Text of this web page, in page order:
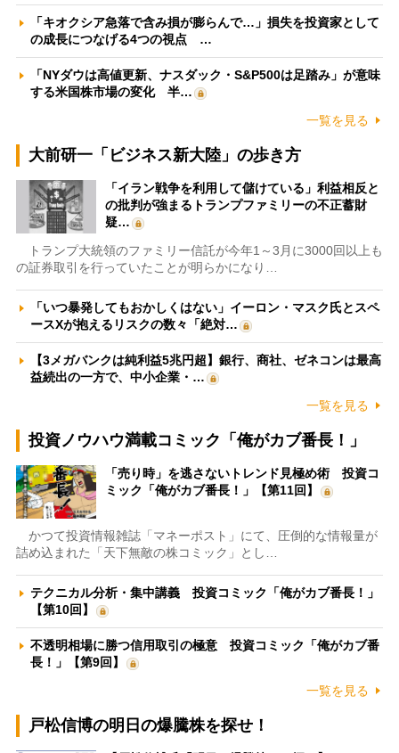
「キオクシア急落で含み損が膨らんで…」損失を投資家として
の成長につなげる4つの視点 …
「NYダウは高値更新、ナスダック・S&P500は足踏み」が意味
する米国株市場の変化 半…
一覧を見る
大前研一「ビジネス新大陸」の歩き方
「イラン戦争を利用して儲けている」利益相反と
の批判が強まるトランプファミリーの不正蓄財
疑…
トランプ大統領のファミリー信託が今年1～3月に3000回以上も
の証券取引を行っていたことが明らかになり…
「いつ暴発してもおかしくはない」イーロン・マスク氏とスペ
ースXが抱えるリスクの数々「絶対…
【3メガバンクは純利益5兆円超】銀行、商社、ゼネコンは最高
益続出の一方で、中小企業・…
一覧を見る
投資ノウハウ満載コミック「俺がカブ番長！」
「売り時」を逃さないトレンド見極め術 投資コ
ミック「俺がカブ番長！」【第11回】
かつて投資情報雑誌「マネーポスト」にて、圧倒的な情報量が
詰め込まれた「天下無敵の株コミック」とし…
テクニカル分析・集中講義 投資コミック「俺がカブ番長！」
【第10回】
不透明相場に勝つ信用取引の極意 投資コミック「俺がカブ番
長！」【第9回】
一覧を見る
戸松信博の明日の爆騰株を探せ！